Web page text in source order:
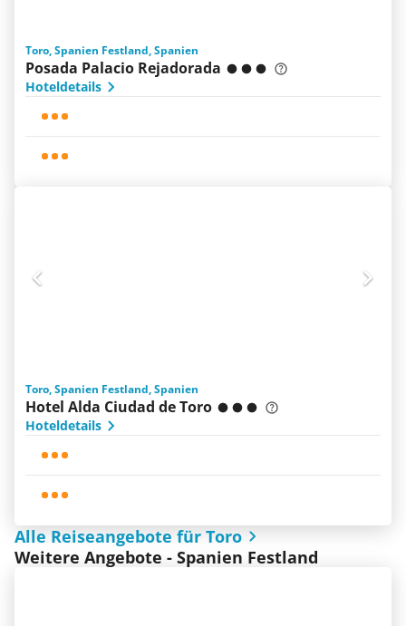
Toro, Spanien Festland, Spanien
Posada Palacio Rejadorada
Hoteldetails
Toro, Spanien Festland, Spanien
Hotel Alda Ciudad de Toro
Hoteldetails
Alle Reiseangebote für Toro
Weitere Angebote - Spanien Festland